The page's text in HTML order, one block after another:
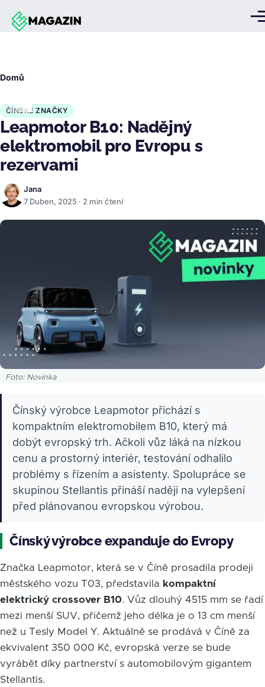
Přejít k hlavnímu obsahu
Domů
ČÍNSKÉ ZNAČKY
Leapmotor B10: Nadějný
elektromobil pro Evropu s
rezervami
Jana
7 Duben, 2025 · 2 min čtení
Foto: Novinka
Čínský výrobce Leapmotor přichází s
kompaktním elektromobilem B10, který má
dobýt evropský trh. Ačkoli vůz láká na nízkou
cenu a prostorný interiér, testování odhalilo
problémy s řízením a asistenty. Spolupráce se
skupinou Stellantis přináší naději na vylepšení
před plánovanou evropskou výrobou.
Čínský výrobce expanduje do Evropy
Značka Leapmotor, která se v Číně prosadila prodeji
městského vozu T03, představila kompaktní
elektrický crossover B10. Vůz dlouhý 4515 mm se řadí
mezi menší SUV, přičemž jeho délka je o 13 cm menší
než u Tesly Model Y. Aktuálně se prodává v Číně za
ekvivalent 350 000 Kč, evropská verze se bude
vyrábět díky partnerství s automobilovým gigantem
Stellantis.